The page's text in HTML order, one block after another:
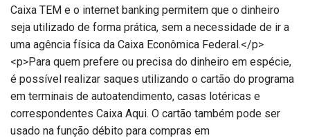
Caixa TEM e o internet banking permitem que o dinheiro
seja utilizado de forma prática, sem a necessidade de ir a
uma agência física da Caixa Econômica Federal.</p>
<p>Para quem prefere ou precisa do dinheiro em espécie,
é possível realizar saques utilizando o cartão do programa
em terminais de autoatendimento, casas lotéricas e
correspondentes Caixa Aqui. O cartão também pode ser
usado na função débito para compras em